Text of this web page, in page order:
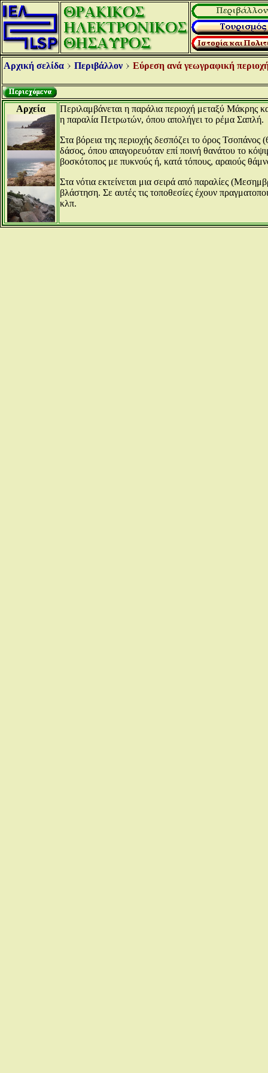
Αρχική σελίδα Περιβάλλον Εύρεση ανά γεωγραφική
Αρχεία
Περιλαμβάνεται η παράλια περιοχή μεταξύ Μάκρης
η παραλία Πετρωτών, όπου απολήγει το ρέμα Σαπλή.
Στα βόρεια της περιοχής δεσπόζει το όρος
δάσος, όπου απαγορευόταν επί ποινή θανάτου το
βοσκότοπος με πυκνούς ή, κατά τόπους, αραιούς
Στα νότια εκτείνεται μια σειρά από παραλίες
βλάστηση. Σε αυτές τις τοποθεσίες έχουν
κλπ.